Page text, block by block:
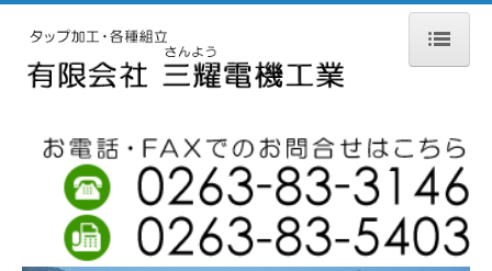
ホーム
会社案内
設備紹介
お問合せ